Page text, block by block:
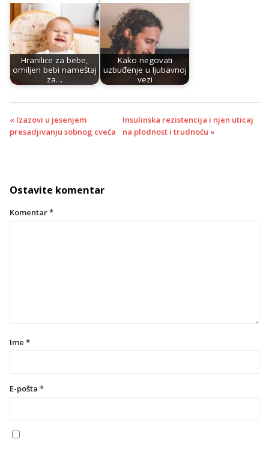
Hranilice za bebe,
omiljen bebi nameštaj
za…
Kako negovati
uzbuđenje u ljubavnoj
vezi
« Izazovi u jesenjem
presadjivanju sobnog cveća
Insulinska rezistencija i njen uticaj
na plodnost i trudnoću »
Ostavite komentar
Komentar*
Ime *
E-pošta *